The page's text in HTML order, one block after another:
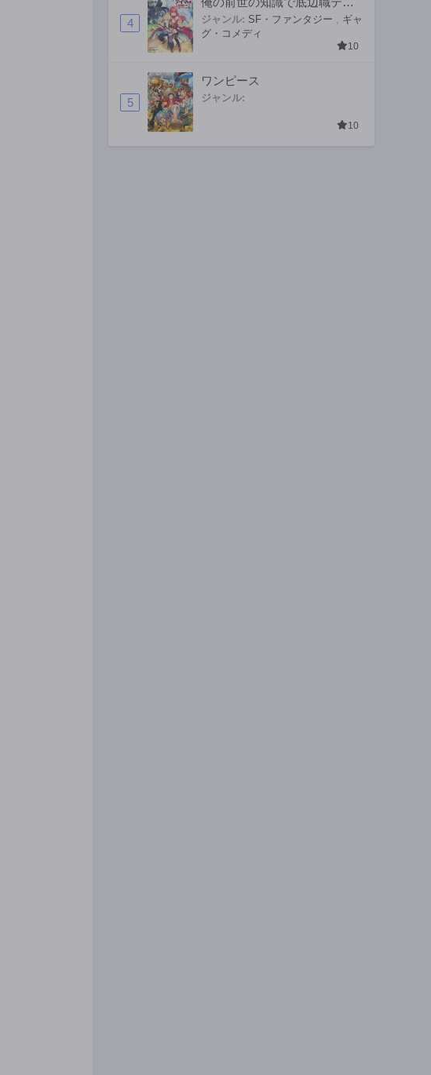
4
マーが上級職になってしまい
そうな件
ジャンル: SF・ファンタジー
ギャ
グ・コメディ
10
5
ワンピース
ジャンル:
10